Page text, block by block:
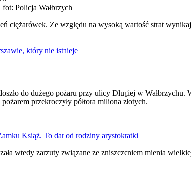
fot: Policja Wałbrzych
ciężarówek. Ze względu na wysoką wartość strat
który nie istnieje
do dużego pożaru przy ulicy Długiej w Wałbrzychu.
przekroczyły półtora miliona złotych.
Książ. To dar od rodziny arystokratki
wtedy zarzuty związane ze zniszczeniem mienia